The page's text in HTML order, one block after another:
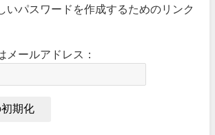
いパスワードを作成するためのリンク
メールアドレス：